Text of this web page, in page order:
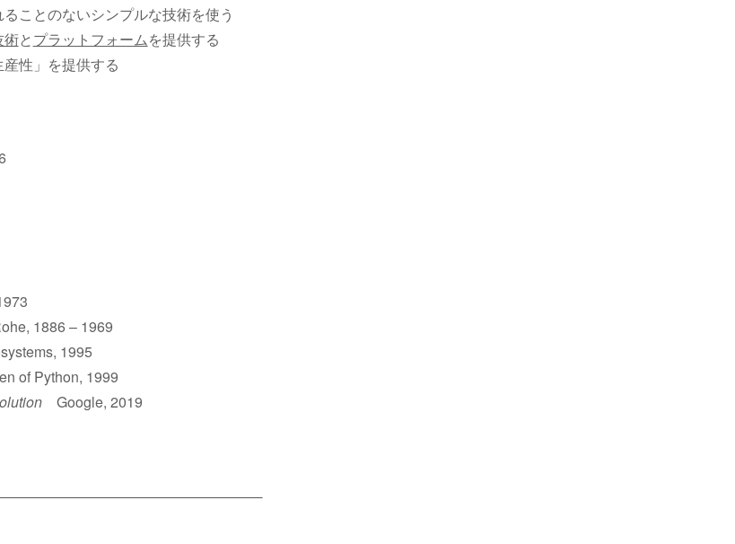
ことのないシンプルな技術を使う
術とプラットフォームを提供する
性」を提供する
1886 – 1969
1995
of Python, 1999
Google, 2019